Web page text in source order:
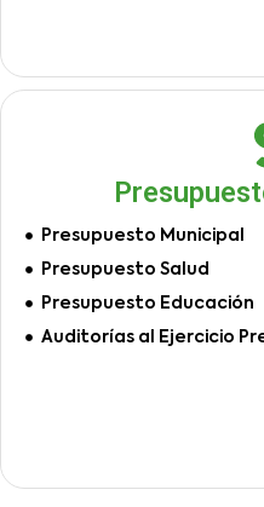
Presupuesto Municipal
Presupuesto Salud
Presupuesto Educación
Auditorías al Ejercicio